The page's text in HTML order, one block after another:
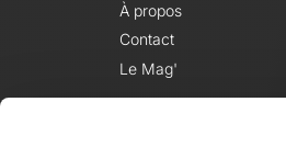
À propos
Contact
Le Mag'